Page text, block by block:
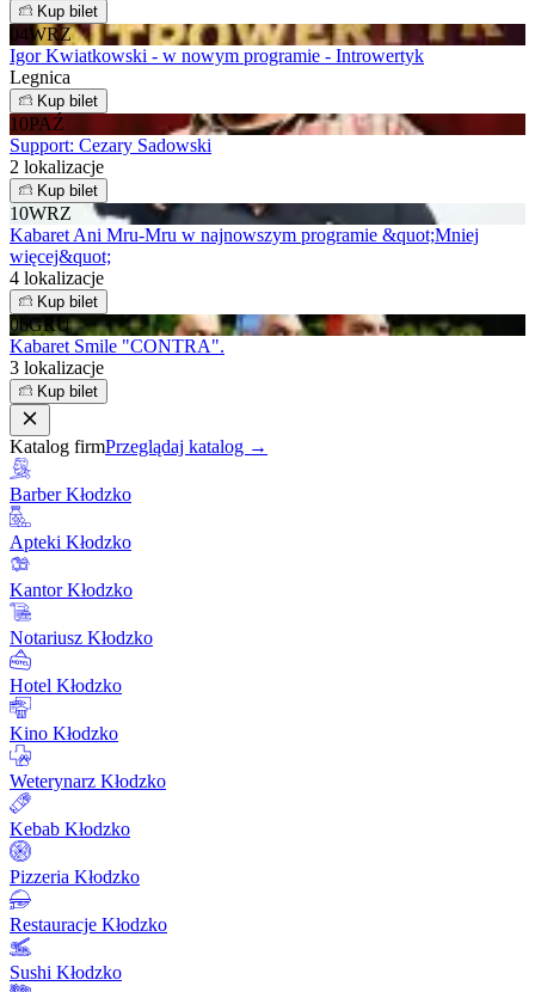
Kup bilet
04WRZ
Igor Kwiatkowski - w nowym programie - Introwertyk
Legnica
Kup bilet
10PAŹ
Support: Cezary Sadowski
2 lokalizacje
Kup bilet
10WRZ
Kabaret Ani Mru-Mru w najnowszym programie &quot;Mniej
więcej&quot;
4 lokalizacje
Kup bilet
06GRU
Kabaret Smile "CONTRA".
3 lokalizacje
Kup bilet
Katalog firmPrzeglądaj katalog →
Barber Kłodzko
Apteki Kłodzko
Kantor Kłodzko
Notariusz Kłodzko
Hotel Kłodzko
Kino Kłodzko
Weterynarz Kłodzko
Kebab Kłodzko
Pizzeria Kłodzko
Restauracje Kłodzko
Sushi Kłodzko